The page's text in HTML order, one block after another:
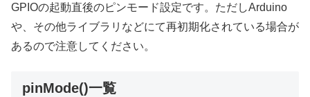
GPIOの起動直後のピンモード設定です。ただしArduino
や、その他ライブラリなどにて再初期化されている場合が
あるので注意してください。
pinMode()一覧